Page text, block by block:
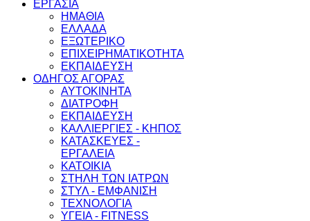
ΕΡΓΑΣΙΑ
ΗΜΑΘΙΑ
ΕΛΛΑΔΑ
ΕΞΩΤΕΡΙΚΟ
ΕΠΙΧΕΙΡΗΜΑΤΙΚΟΤΗΤΑ
ΕΚΠΑΙΔΕΥΣΗ
ΟΔΗΓΟΣ ΑΓΟΡΑΣ
ΑΥΤΟΚΙΝΗΤΑ
ΔΙΑΤΡΟΦΗ
ΕΚΠΑΙΔΕΥΣΗ
ΚΑΛΛΙΕΡΓΙΕΣ - ΚΗΠΟΣ
ΚΑΤΑΣΚΕΥΕΣ -
ΕΡΓΑΛΕΙΑ
ΚΑΤΟΙΚΙΑ
ΣΤΗΛΗ ΤΩΝ ΙΑΤΡΩΝ
ΣΤΥΛ - ΕΜΦΑΝΙΣΗ
ΤΕΧΝΟΛΟΓΙΑ
ΥΓΕΙΑ - FITNESS